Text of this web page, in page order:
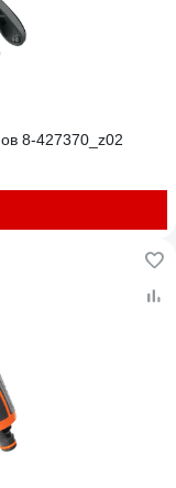
8-427370_z02